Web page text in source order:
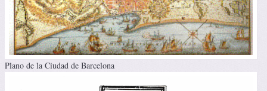
Plano de la Ciudad de Barcelona